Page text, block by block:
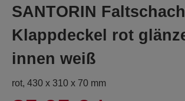
SANTORIN
Klappdeckel rot
innen weiß
rot, 430 x 310 x 70 mm